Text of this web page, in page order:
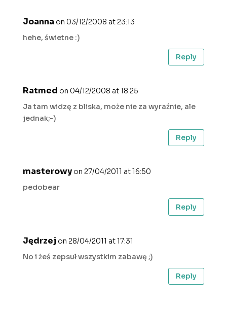
Joanna on 03/12/2008 at 23:13
hehe, świetne :)
Reply
Ratmed on 04/12/2008 at 18:25
Ja tam widzę z bliska, może nie za wyraźnie, ale
jednak;-)
Reply
masterowy on 27/04/2011 at 16:50
pedobear
Reply
Jędrzej on 28/04/2011 at 17:31
No i żeś zepsuł wszystkim zabawę ;)
Reply